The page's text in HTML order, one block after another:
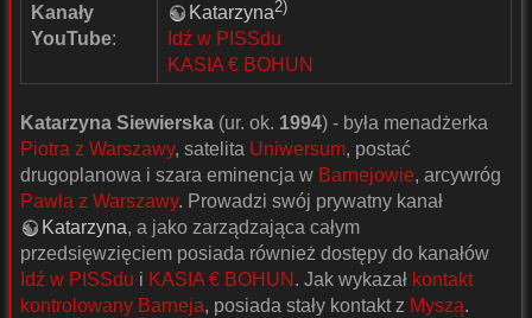
Kanały
YouTube:
Katarzyna2)
Idź w PISSdu
KASIA € BOHUN
Katarzyna Siewierska (ur. ok. 1994) - była menadżerka
Piotra z Warszawy, satelita Uniwersum, postać
drugoplanowa i szara eminencja w Barnejowie, arcywróg
Pawła z Warszawy. Prowadzi swój prywatny kanał
Katarzyna, a jako zarządzająca całym
przedsięwzięciem posiada również dostępy do kanałów
Idź w PISSdu i KASIA € BOHUN . Jak wykazał kontakt
kontrolowany Barneja, posiada stały kontakt z Myszą.